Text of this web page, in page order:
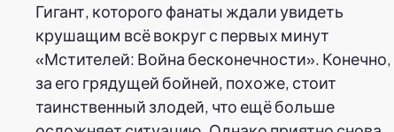
Гигант, которого фанаты ждали увидеть
крушащим всё вокруг с первых минут
«Мстителей: Война бесконечности». Конечно,
за его грядущей бойней, похоже, стоит
таинственный злодей, что ещё больше